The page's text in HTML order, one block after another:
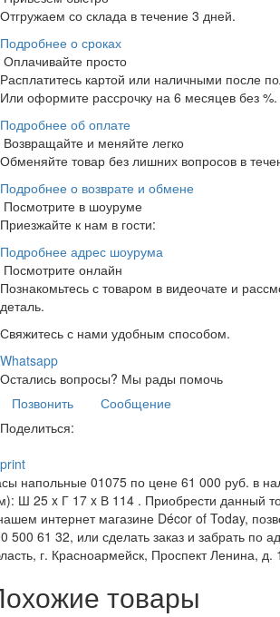
Отгружаем со склада в течение 3 дней.
Подробнее о сроках
Оплачивайте просто
Расплатитесь картой или наличными после
Или оформите рассрочку на 6 месяцев без %.
Подробнее об оплате
Возвращайте и меняйте легко
Обменяйте товар без лишних вопросов в
Подробнее о возврате и обмене
Посмотрите в шоуруме
Приезжайте к нам в гости:
Подробнее адрес шоурума
Посмотрите онлайн
Познакомьтесь с товаром в видеочате и
деталь.
Свяжитесь с нами удобным способом.
Whatsapp
Остались вопросы? Мы рады помочь
Позвонить
Сообщение
Поделиться:
print
напольные 01075 по цене 61 000 руб. в
Ш 25 x Г 17 x В 114 . Приобрести данный
интернет магазине Décor of Today,
500 61 32, или сделать заказ и забрать по
г. Красноармейск, Проспект Ленина, д.
товары